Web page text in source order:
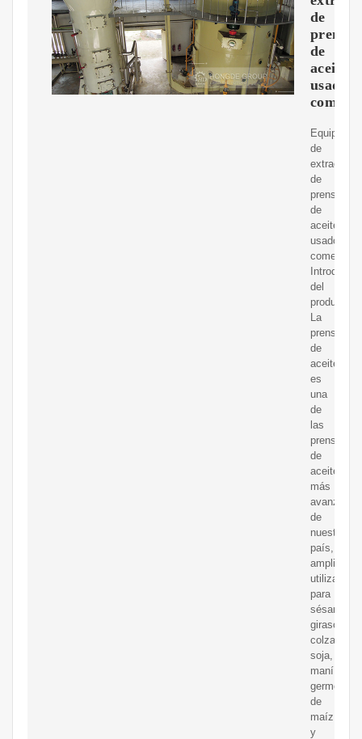
de
prensa
de
aceite
usados
Equipo
de
extracción
de
prensa
de
aceite
usado
comercial
del
producto
La
prensa
de
aceite
es
una
de
las
prensas
de
aceite
más
avanzadas
de
nuestro
país,
utilizada
para
sésamo,
girasol,
colza,
soja,
maní,
germen
de
maíz
y